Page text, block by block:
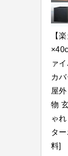
【
ァ
カ
屋
物
ゃ
タ
料]